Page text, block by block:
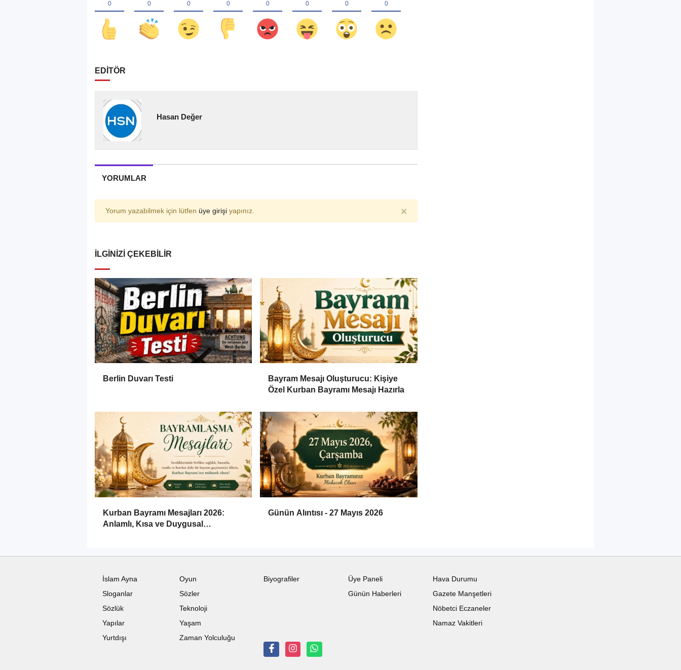
EDİTÖR
Hasan Değer
YORUMLAR
Yorum yazabilmek için lütfen üye girişi yapınız. ×
İLGINIZI ÇEKEBILIR
Berlin Duvarı Testi
Bayram Mesajı Oluşturucu: Kişiye
Özel Kurban Bayramı Mesajı Hazırla
Kurban Bayramı Mesajları 2026:
Anlamlı, Kısa ve Duygusal
Günün Alıntısı - 27 Mayıs 2026
İslam Ayna
Oyun
Sloganlar
Sözler
Sözlük
Teknoloji
Yapılar
Yaşam
Yurtdışı
Zaman Yolculuğu
Biyografiler
Üye Paneli
Günün Haberleri
Hava Durumu
Gazete Manşetleri
Nöbetci Eczaneler
Namaz Vakitleri